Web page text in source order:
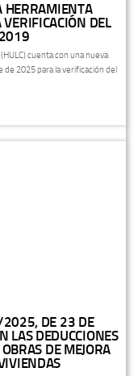
HERRAMIENTA
DEL
cuenta con una nueva
2025 para la verificación del
2025, DE 23 DE
LAS DEDUCCIONES
DE MEJORA